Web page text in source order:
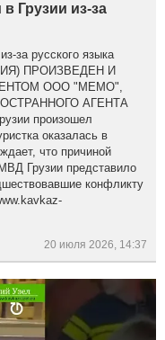
Грузии из-за
за русского языка
ПРОИЗВЕДЕН И
ООО "МЕМО",
АГЕНТА
произошел
оказалась в
что причиной
Грузии представило
конфликту
20 июля 2026, 14:37